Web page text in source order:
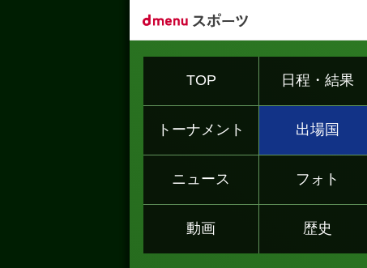
TOP 日程・結果
トーナメント 出場国
ニュース フォト
動画 歴史